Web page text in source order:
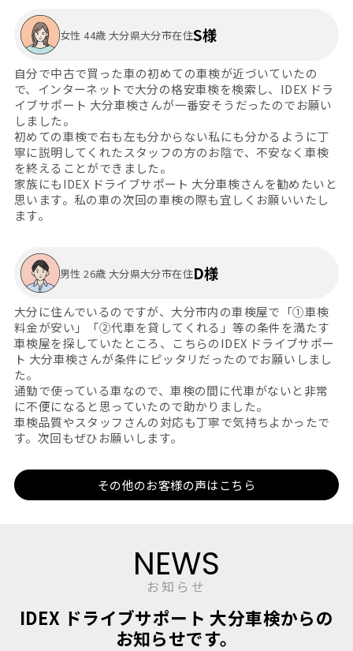
女性 44歳 大分県大分市在住S様
自分で中古で買った車の初めての車検が近づいていたの
で、インターネットで大分の格安車検を検索し、IDEX ドラ
イブサポート 大分車検さんが一番安そうだったのでお願い
しました。
初めての車検で右も左も分からない私にも分かるように丁
寧に説明してくれたスタッフの方のお陰で、不安なく車検
を終えることができました。
家族にもIDEX ドライブサポート 大分車検さんを勧めたいと
思います。私の車の次回の車検の際も宜しくお願いいたし
ます。
男性 26歳 大分県大分市在住D様
大分に住んでいるのですが、大分市内の車検屋で「①車検
料金が安い」「②代車を貸してくれる」等の条件を満たす
車検屋を探していたところ、こちらのIDEX ドライブサポー
ト 大分車検さんが条件にピッタリだったのでお願いしまし
た。
通勤で使っている車なので、車検の間に代車がないと非常
に不便になると思っていたので助かりました。
車検品質やスタッフさんの対応も丁寧で気持ちよかったで
す。次回もぜひお願いします。
その他のお客様の声はこちら
NEWS
お知らせ
IDEX ドライブサポート 大分車検からの
お知らせです。